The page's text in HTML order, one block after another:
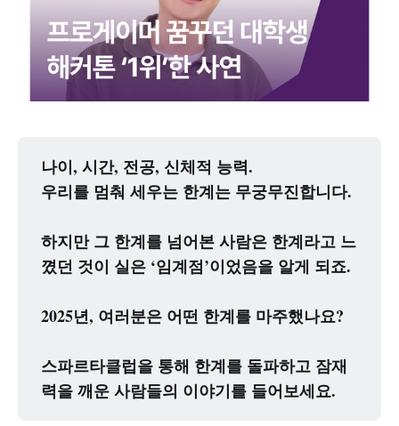
나이, 시간, 전공, 신체적 능력.
우리를 멈춰 세우는 한계는 무궁무진합니다.
하지만 그 한계를 넘어본 사람은 한계라고 느
꼈던 것이 실은 ‘임계점’이었음을 알게 되죠.
2025년, 여러분은 어떤 한계를 마주했나요?
스파르타클럽을 통해 한계를 돌파하고 잠재
력을 깨운 사람들의 이야기를 들어보세요.